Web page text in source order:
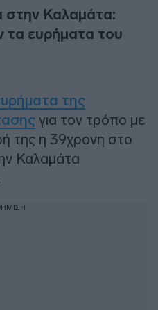
στην Καλαμάτα:
τα ευρήματα του
της
για τον τρόπο με
της η 39χρονη στο
Καλαμάτα